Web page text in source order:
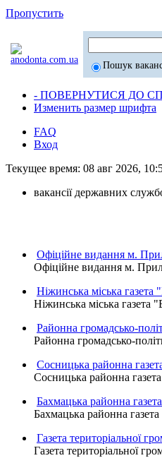
Пропустить
Пошук
- ПОВЕРНУТИСЯ ДО
Изменить размер шрифта
FAQ
Вход
Текущее время: 08 авг 2026,
вакансії державних
Офіційне видання м.
Офіційне видання м.
Ніжинська міська газета
Ніжинська міська газета
Районна громадсько-
Районна громадсько-
Сосницька районна
Сосницька районна
Бахмацька районна
Бахмацька районна
Газета
Газета територіальної